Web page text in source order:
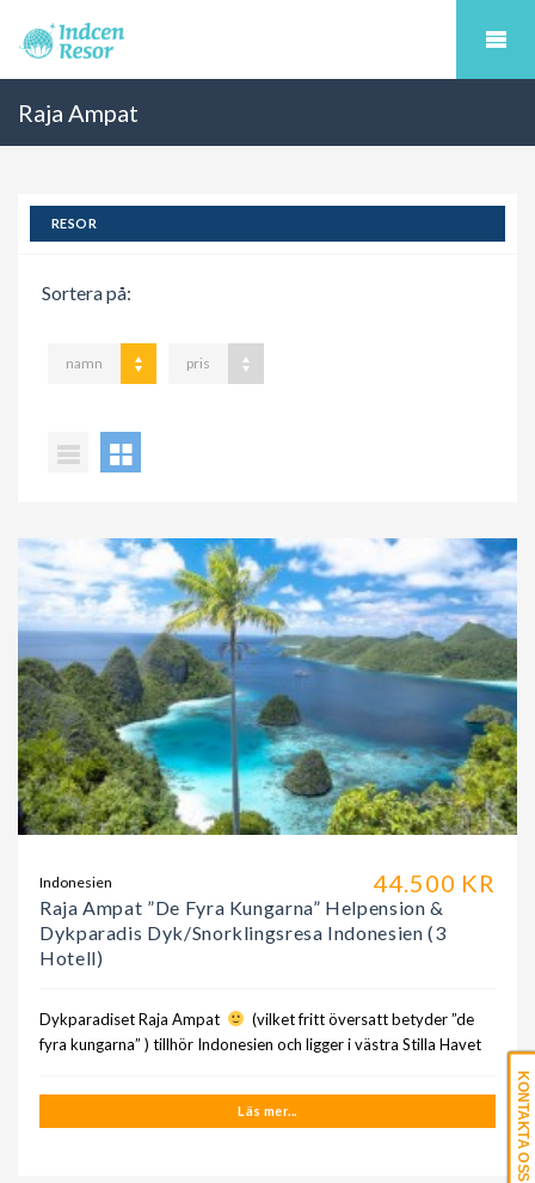
Raja Ampat
RESOR
Sortera på:
namn pris
44.500 KR
Indonesien
Raja Ampat ”De Fyra Kungarna” Helpension &
Dykparadis Dyk/Snorklingsresa Indonesien (3
Hotell)
Dykparadiset Raja Ampat
(vilket fritt översatt betyder ”de
fyra kungarna” ) tillhör Indonesien och ligger i västra Stilla Havet
Läs mer... KONTAKTA OSS